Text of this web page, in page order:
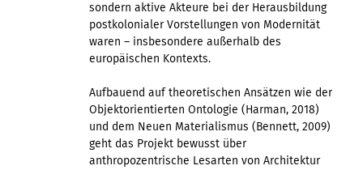
sondern aktive Akteure bei der Herausbildung
postkolonialer Vorstellungen von Modernität
waren – insbesondere außerhalb des
europäischen Kontexts.
Aufbauend auf theoretischen Ansätzen wie der
Objektorientierten Ontologie (Harman, 2018)
und dem Neuen Materialismus (Bennett, 2009)
geht das Projekt bewusst über
anthropozentrische Lesarten von Architektur